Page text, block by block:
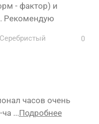
- фактор) и
Рекомендую
Серебристый 0
часов очень
...Подробнее